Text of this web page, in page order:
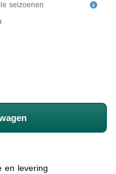
seizoenen
en levering